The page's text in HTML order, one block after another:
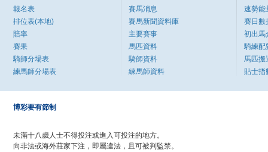
報名表
排位表(本地)
賠率
賽果
騎師分場表
練馬師分場表
賽馬消息
賽馬新聞資料庫
主要賽事
馬匹資料
騎師資料
練馬師資料
速勢能
賽日數
初出馬
騎練配
馬匹搬
貼士指
博彩要有節制
未滿十八歲人士不得投注或進入可投注的地方。
向非法或海外莊家下注，即屬違法，且可被判監禁。